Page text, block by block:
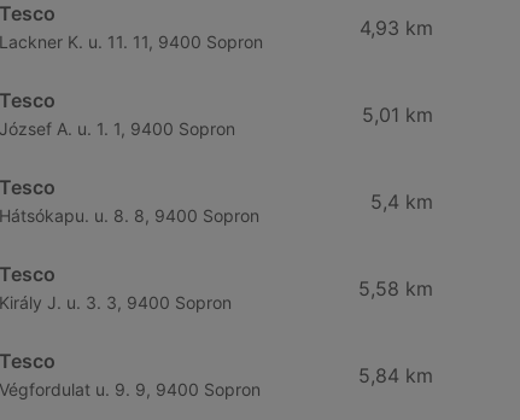
Tesco
Lackner K. u. 11. 11, 9400 Sopron
4,93 km
Tesco
József A. u. 1. 1, 9400 Sopron
5,01 km
Tesco
Hátsókapu. u. 8. 8, 9400 Sopron
5,4 km
Tesco
Király J. u. 3. 3, 9400 Sopron
5,58 km
Tesco
Végfordulat u. 9. 9, 9400 Sopron
5,84 km